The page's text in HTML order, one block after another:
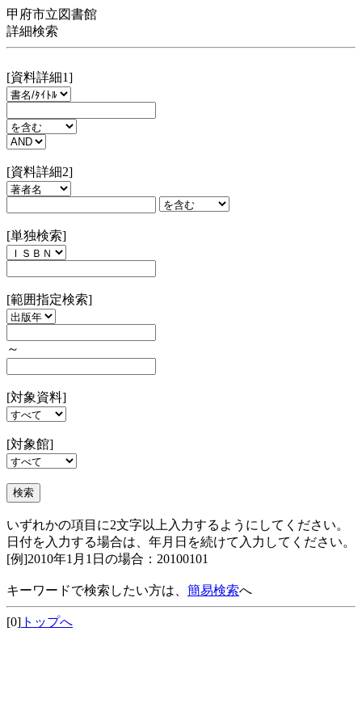
甲府市立図書館
詳細検索
[資料詳細1]
[資料詳細2]
[単独検索]
[範囲指定検索]
～
[対象資料]
[対象館]
いずれかの項目に2文字以上入力するようにしてください。
日付を入力する場合は、年月日を続けて入力してください。
[例]2010年1月1日の場合：20100101
キーワードで検索したい方は、 簡易検索へ
[0] トップへ